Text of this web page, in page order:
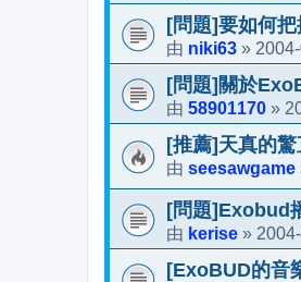
[問題]要如何
由 niki63 »
[問題]關於
由 58901170 »
[推薦]天真的
由 seesawgame
[問題]Exobud
由 kerise »
[ExoBUD的音